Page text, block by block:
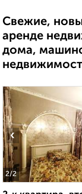
Свежие,
аренде
дома,
2/2
‹